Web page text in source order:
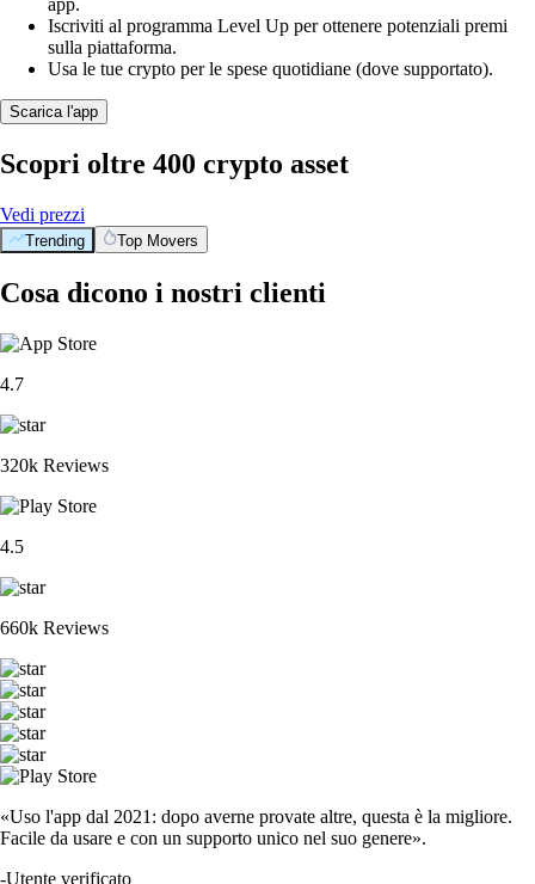
app.
Iscriviti al programma Level Up per ottenere potenziali premi
sulla piattaforma.
Usa le tue crypto per le spese quotidiane (dove supportato).
Scarica l'app
Scopri oltre 400 crypto asset
Vedi prezzi
Trending Top Movers
Cosa dicono i nostri clienti
4.7
320k Reviews
4.5
660k Reviews
«Uso l'app dal 2021: dopo averne provate altre, questa è la migliore.
Facile da usare e con un supporto unico nel suo genere».
-Utente verificato